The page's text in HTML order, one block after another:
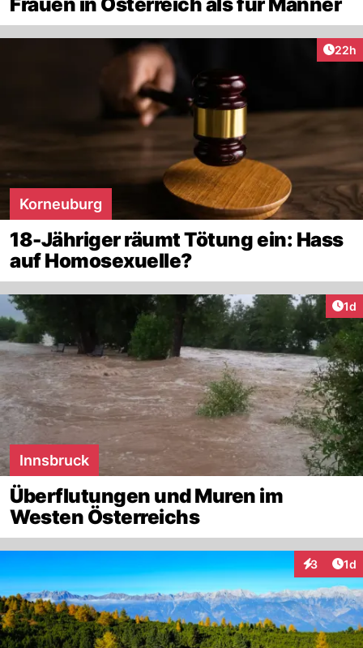
22h
Korneuburg
18-Jähriger räumt Tötung ein: Hass
auf Homosexuelle?
1d
Innsbruck
Überflutungen und Muren im
Westen Österreichs
3 1d